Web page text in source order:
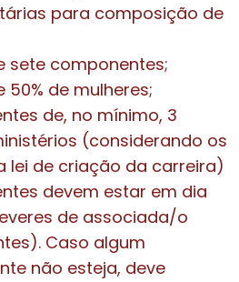
para composição de
sete componentes;
50% de mulheres;
de, no mínimo, 3
(considerando os
lei de criação da carreira)
devem estar em dia
de associada/o
Caso algum
não esteja, deve